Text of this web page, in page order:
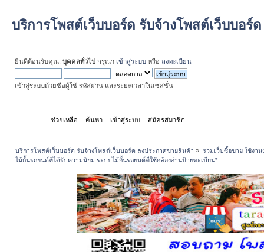
บริการโพสต์เว็บบอร์ด รับจ้างโพสต์เว็บบอร์
ยินดีต้อนรับคุณ, บุคคลทั่วไป กรุณา เข้าสู่ระบบ หรือ ลงทะเบียน
เข้าสู่ระบบด้วยชื่อผู้ใช้ รหัสผ่าน และระยะเวลาในเซสชั่น
ช่วยเหลือ ค้นหา เข้าสู่ระบบ สมัครสมาชิก
บริการโพสต์เว็บบอร์ด รับจ้างโพสต์เว็บบอร์ด ลงประกาศขายสินค้า » รวมเว็บซื้อขาย ใช้งาน
ไม้กั้นรถยนต์ที่ได้รับความนิยม ระบบไม้กั้นรถยนต์ที่ใช้กล้องอ่านป้ายทะเบียน*